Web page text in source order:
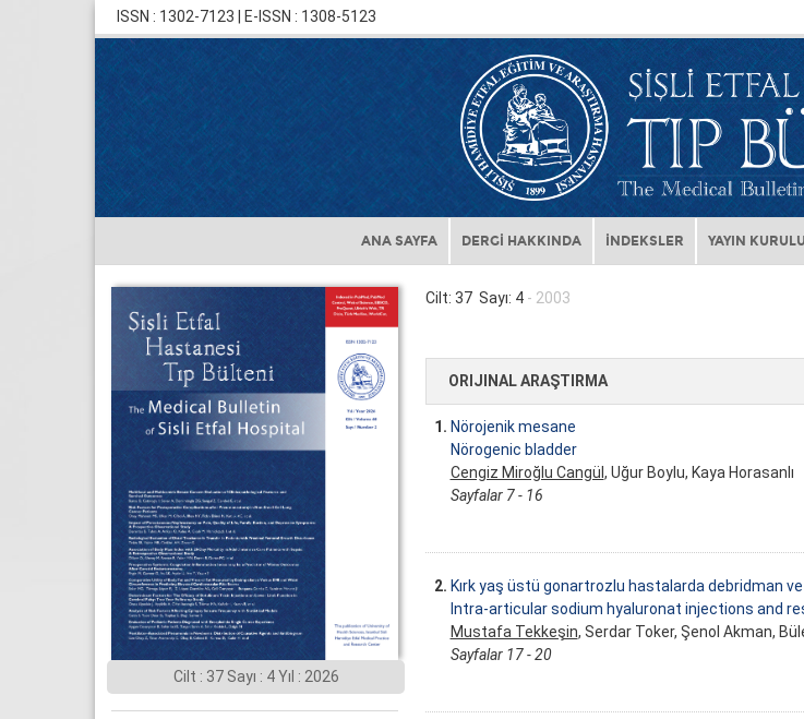
ISSN : 1302-7123 | E-ISSN : 1308-5123
ANA SAYFA DERGİ HAKKINDA İNDEKSLER YAYIN KURULU
Cilt : 37 Sayı : 4 Yıl : 2026
Cilt: 37 Sayı: 4- 2003
ORIJINAL ARAŞTIRMA
1. Nörojenik mesane
Nörogenic bladder
Cengiz Miroğlu Cangül , Uğur Boylu, Kaya Horasanlı
Sayfalar 7 - 16
2. Kırk yaş üstü gonartrozlu hastalarda debridman
Intra-articular sodium hyaluronat injections and
Mustafa Tekkeşin, Serdar Toker, Şenol Akman,
Sayfalar 17 - 20